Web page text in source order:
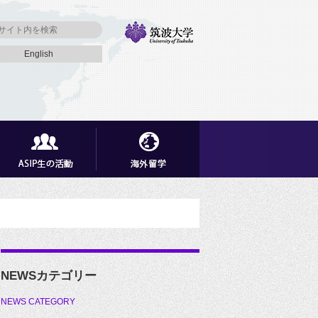
English
NEWSカテゴリー
NEWS CATEGORY